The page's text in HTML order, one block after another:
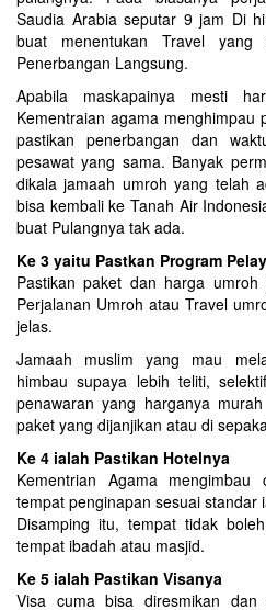
Saudia Arabia seputar 9 jam Di
buat menentukan Travel yang
Penerbangan Langsung.
Apabila maskapainya mesti
Kementraian agama menghimpau
pastikan penerbangan dan
pesawat yang sama. Banyak
dikala jamaah umroh yang telah
bisa kembali ke Tanah Air
buat Pulangnya tak ada.
Ke 3 yaitu Pastkan Program
Pastikan paket dan harga
Perjalanan Umroh atau Travel
jelas.
Jamaah muslim yang mau
himbau supaya lebih teliti,
penawaran yang harganya
paket yang dijanjikan atau di
Ke 4 ialah Pastikan Hotelnya
Kementrian Agama
tempat penginapan sesuai standar
Disamping itu, tempat tidak
tempat ibadah atau masjid.
Ke 5 ialah Pastikan Visanya
Visa cuma bisa diresmikan dan